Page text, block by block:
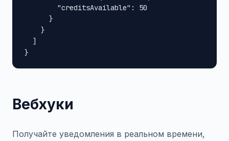
        "creditsAvailable": 50
      }
    }
  ]
}
Вебхуки
Получайте уведомления в реальном времени,